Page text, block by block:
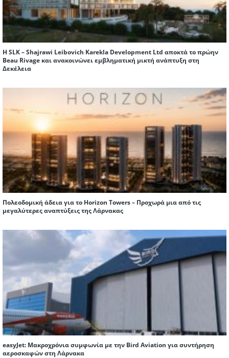
Η SLK – Shajrawi Leibovich Karekla Development Ltd αποκτά το πρώην
Beau Rivage και ανακοινώνει εμβληματική μικτή ανάπτυξη στη
Δεκέλεια
Πολεοδομική άδεια για το Horizon Towers – Προχωρά μια από τις
μεγαλύτερες αναπτύξεις της Λάρνακας
easyJet: Μακροχρόνια συμφωνία με την Bird Aviation για συντήρηση
αεροσκαφών στη Λάρνακα